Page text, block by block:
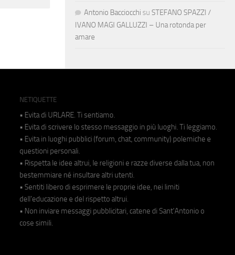
Antonio Bacciocchi su STEFANO SPAZZI /
IVANO MAGI GALLUZZI – Una rotonda per
amare
NETIQUETTE
• Evita di URLARE. Ti sentiamo.
• Evita di scrivere lo stesso messaggio in più luoghi. Ti leggiamo.
• Evita in luoghi pubblici (forum, chat, community) polemiche e
questioni personali.
• Rispetta le idee altrui, le religioni e razze diverse dalla tua, non
bestemmiare né insultare altri utenti.
• Sentiti libero di esprimere le proprie idee, nei limiti
dell'educazione e del rispetto altrui.
• Non inviare messaggi pubblicitari, catene di Sant'Antonio o
cose simili.